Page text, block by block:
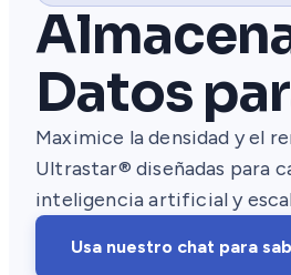
Datos
Maximice la densidad y el
Ultrastar® diseñadas para
inteligencia artificial y
Usa nuestro chat para